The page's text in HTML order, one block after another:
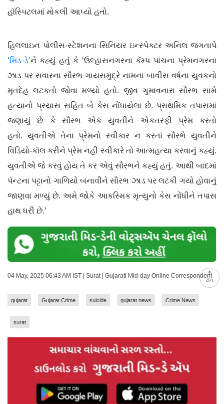
ટોચ
હૉસ્પિટલમાં મોકલી આપ્યો હતો.
હિલલાઇન પોલીસ-સ્ટેશનના સિનિયર ઇન્સ્પેક્ટર અનિલ જગતાપે
‘મિડ-ડે’ને કહ્યું હતું કે ‘ઉલ્હાસનગરના કૅમ્પ પાંચના પ્રેમનગરના
ઝાડ પર સવારના સૌરભ ગાયસમુદ્રે નામના બાવીસ વર્ષના યુવકનો
મૃતદેહ લટકતો જોવા મળ્યો હતો. જીવ ગુમાવનારા સૌરભ સામે
હત્યાનો પ્રયાસ સહિત બે કેસ નોંધાયેલા છે. પ્રાથમિક તપાસમાં
જણાયું છે કે સૌરભ એક યુવતીને એકતરફી પ્રેમ કરતો
હતો.
યુવતીએ તેના પ્રેમનો સ્વીકાર ન કરતાં સૌરભે યુવતીને
વિડિયો-કૉલ કરીને પ્રેમ નહીં સ્વીકારે તો આત્મહત્યા કરવાનું કહ્યું.
યુવતીએ જે કરવું હોય તે કર એવું સૌરભને કહ્યું હતું. આથી બાદમાં
પૅન્ટના પટ્ટાનો ગાળિયો બનાવીને સૌરભ ઝાડ પર લટકી ગયો હોવાનું
જાણવા મળ્યું છે. અમે જોકે આકસ્મિક મૃત્યુનો કેસ નોંધીને તપાસ
હાથ ધરી છે.’
04 May, 2025 06:43 AM IST | Surat | Gujarati Mid-day Online Correspondent
gujarat Gujarat Crime suicide gujarat news Crime News
surat